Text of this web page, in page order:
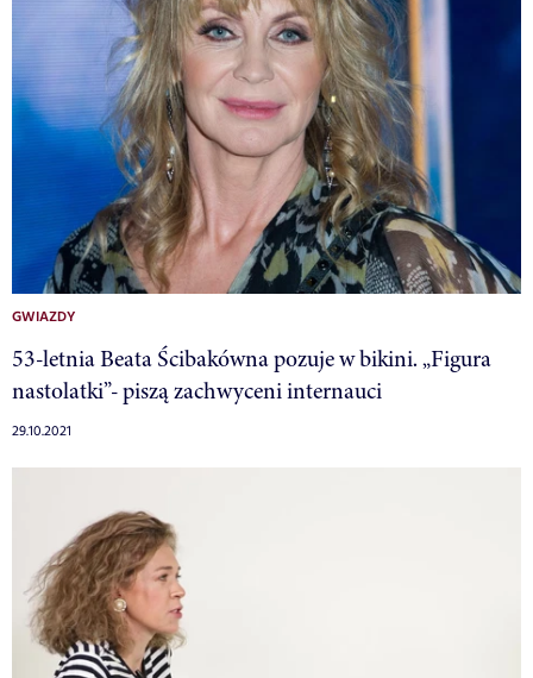
GWIAZDY
53-letnia Beata Ścibakówna pozuje w bikini. „Figura
nastolatki”- piszą zachwyceni internauci
29.10.2021